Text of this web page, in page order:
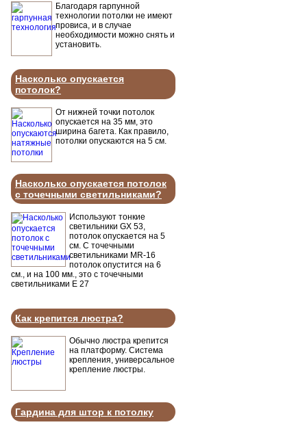
Благодаря гарпунной
технологии потолки не имеют
провиса, и в случае
необходимости можно снять и
установить.
Насколько опускается
потолок?
От нижней точки потолок
опускается на 35 мм, это
ширина багета. Как правило,
потолки опускаются на 5 см.
Насколько опускается потолок
с точечными светильниками?
Используют тонкие
светильники GX 53,
потолок опускается на 5
см. С точечными
светильниками MR-16
потолок опустится на 6
см., и на 100 мм., это с точечными
светильниками Е 27
Как крепится люстра?
Обычно люстра крепится
на платформу. Система
крепления, универсальное
крепление люстры.
Гардина для штор к потолку